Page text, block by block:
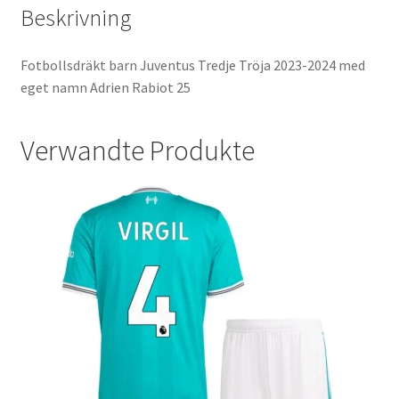
Beskrivning
Fotbollsdräkt barn Juventus Tredje Tröja 2023-2024 med
eget namn Adrien Rabiot 25
Verwandte Produkte